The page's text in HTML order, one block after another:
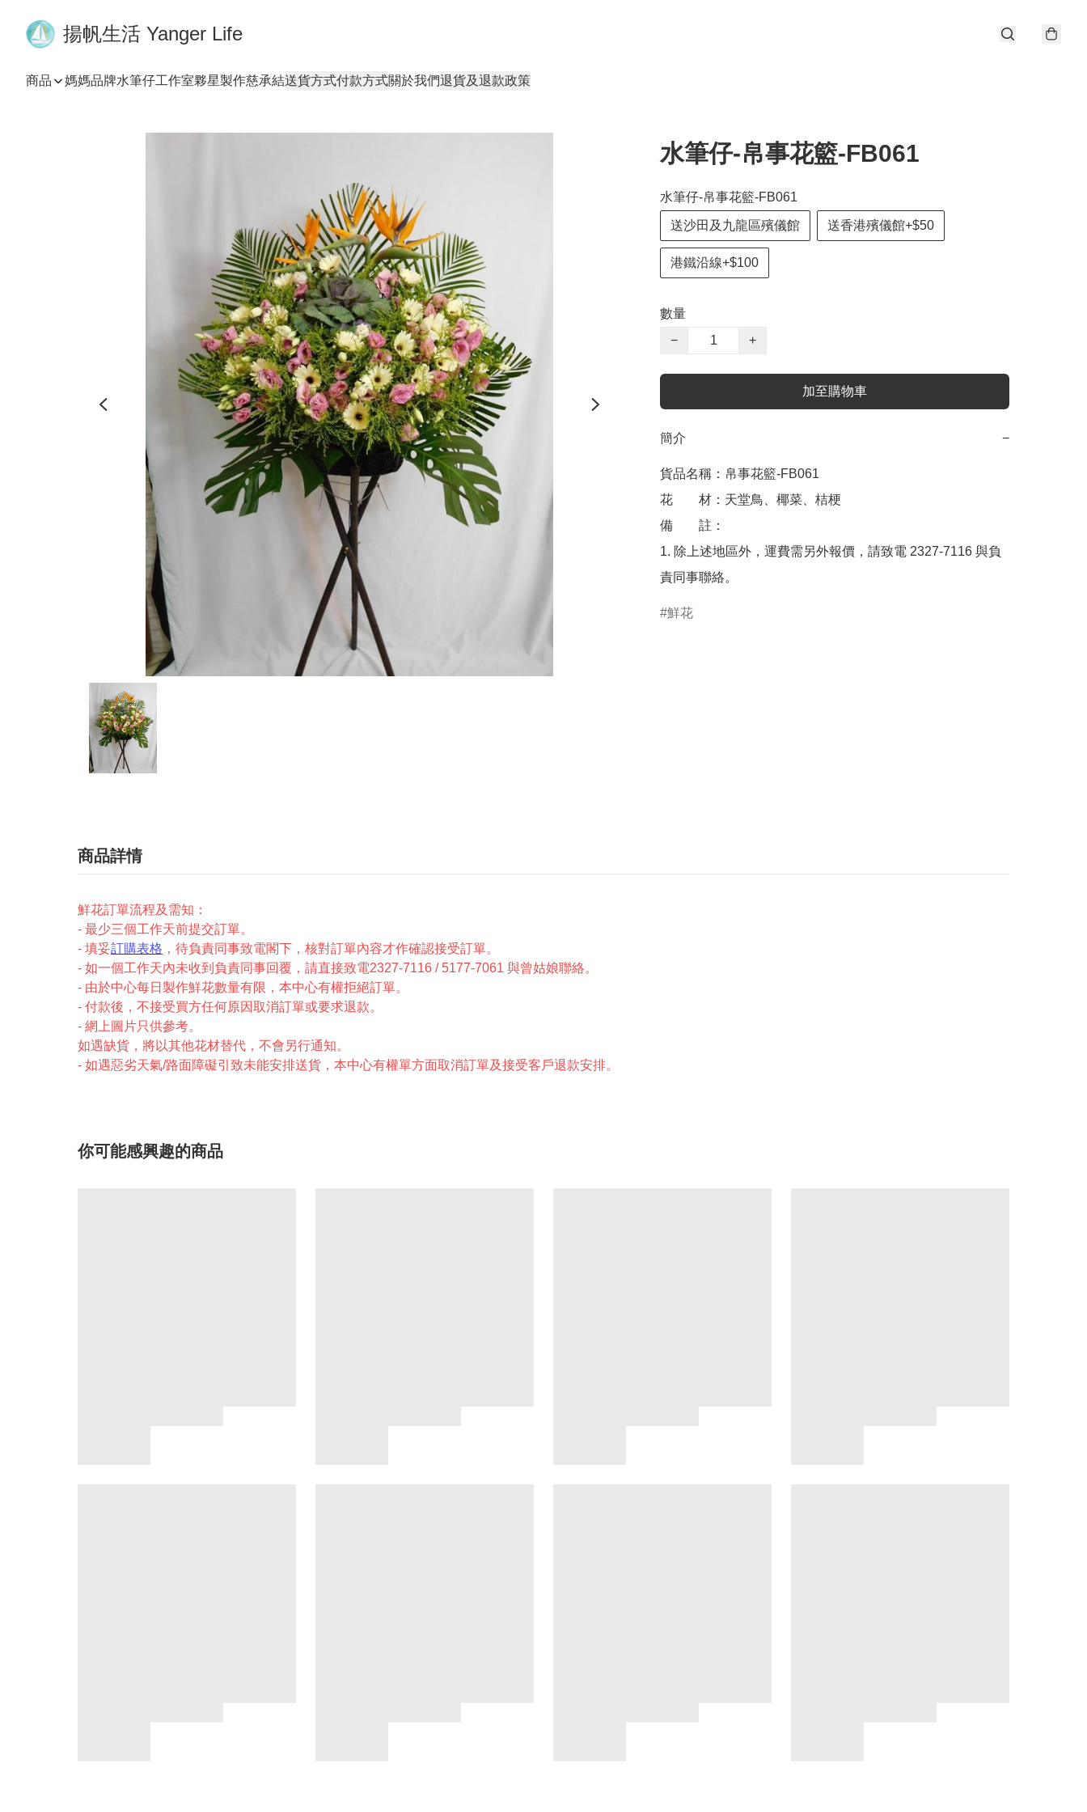
揚帆生活 Yanger Life
商品 媽媽品牌水筆仔工作室夥星製作慈承結送貨方式付款方式關於我們退貨及退款政策
水筆仔-帛事花籃-FB061
水筆仔-帛事花籃-FB061
送沙田及九龍區殯儀館 送香港殯儀館+$50
港鐵沿線+$100
數量
−
+
加至購物車
簡介 −
貨品名稱：帛事花籃-FB061
花　　材：天堂鳥、椰菜、桔梗
備　　註：
1. 除上述地區外，運費需另外報價，請致電 2327-7116 與負
責同事聯絡。
鮮花
商品詳情
鮮花訂單流程及需知：
- 最少三個工作天前提交訂單。
- 填妥訂購表格 ，待負責同事致電閣下，核對訂單內容才作確認接受訂單。
- 如一個工作天內未收到負責同事回覆，請直接致電2327-7116 / 5177-7061 與曾姑娘聯絡。
- 由於中心每日製作鮮花數量有限，本中心有權拒絕訂單。
- 付款後，不接受買方任何原因取消訂單或要求退款。
- 網上圖片只供參考。
如遇缺貨，將以其他花材替代，不會另行通知。
- 如遇惡劣天氣/路面障礙引致未能安排送貨，本中心有權單方面取消訂單及接受客戶退款安排。
你可能感興趣的商品